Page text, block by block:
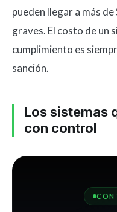
pueden llegar a más
graves. El costo de un
cumplimiento es
sanción.
Los sistemas
con control